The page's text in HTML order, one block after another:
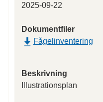
2025-09-22
Dokumentfiler
Fågelinventering
Beskrivning
Illustrationsplan